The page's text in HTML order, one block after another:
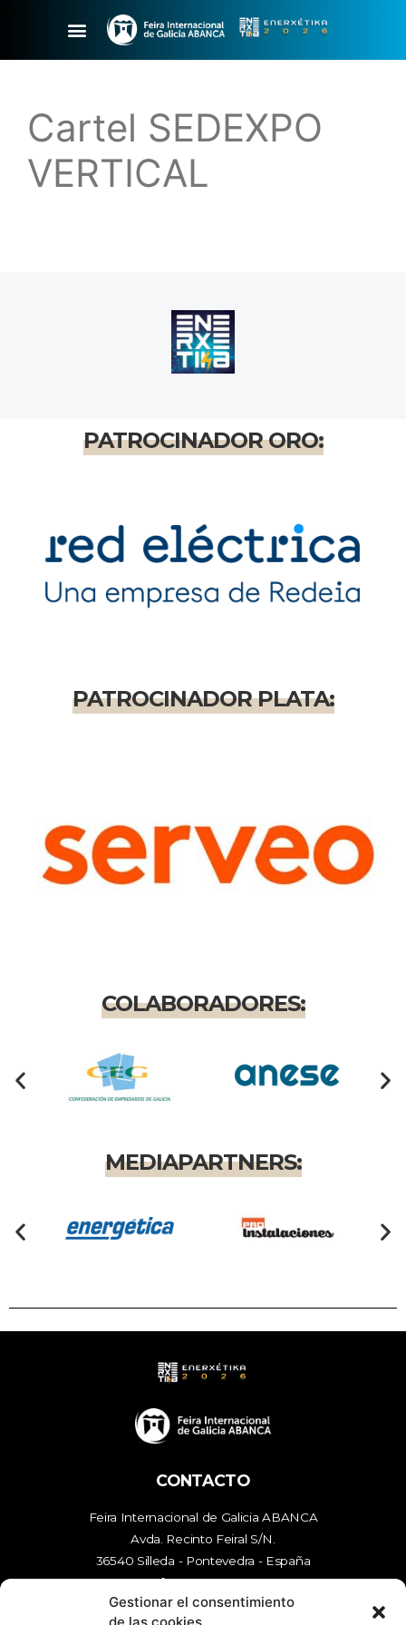
Gestionar el consentimiento
Cartel SEDEXPO
VERTICAL
PATROCINADOR ORO:
PATROCINADOR PLATA:
COLABORADORES:
MEDIAPARTNERS:
CONTACTO
Feira Internacional de Galicia ABANCA
Avda. Recinto Feiral S/N.
36540 Silleda - Pontevedra - España
tfn986 577 000
mailenerxetika@feiragalicia.com